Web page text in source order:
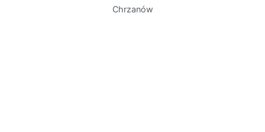
Chrzanów